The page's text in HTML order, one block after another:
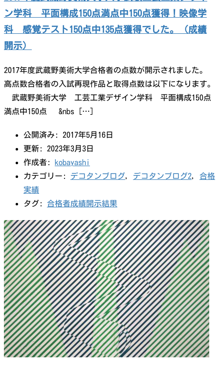
ン学科 平面構成150点満点中150点獲得！映像学
科 感覚テスト150点中135点獲得でした。（成績
開示）
2017年度武蔵野美術大学合格者の点数が開示されました。
高点数合格者の入試再現作品と取得点数は以下になります。
武蔵野美術大学 工芸工業デザイン学科 平面構成150点
満点中150点 &nbs […]
公開済み: 2017年5月16日
更新: 2023年3月3日
作成者:
kobayashi
カテゴリー: デコタンブログ, デコタンブログ2, 合格
実績
タグ: 合格者成績開示結果